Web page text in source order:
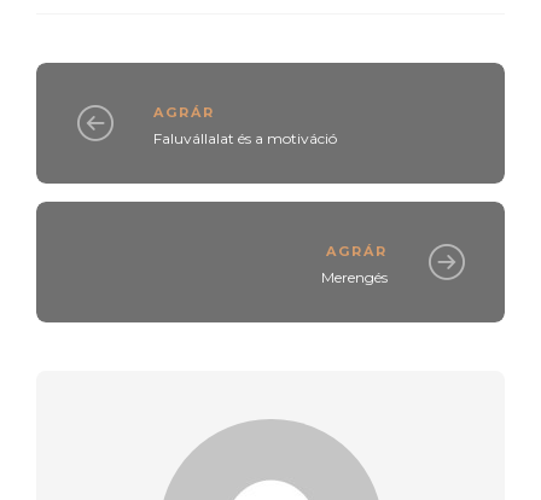
AGRÁR
Faluvállalat és a motiváció
AGRÁR
Merengés